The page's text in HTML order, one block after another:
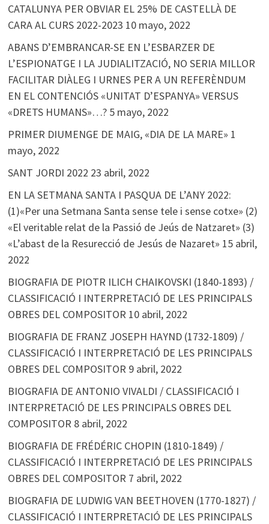
CATALUNYA PER OBVIAR EL 25% DE CASTELLÀ DE
CARA AL CURS 2022-2023 10 mayo, 2022
ABANS D’EMBRANCAR-SE EN L’ESBARZER DE
L’ESPIONATGE I LA JUDIALITZACIÓ, NO SERIA MILLOR
FACILITAR DIÀLEG I URNES PER A UN REFERÈNDUM
EN EL CONTENCIÓS «UNITAT D’ESPANYA» VERSUS
«DRETS HUMANS»…? 5 mayo, 2022
PRIMER DIUMENGE DE MAIG, «DIA DE LA MARE» 1
mayo, 2022
SANT JORDI 2022 23 abril, 2022
EN LA SETMANA SANTA I PASQUA DE L’ANY 2022:
(1)«Per una Setmana Santa sense tele i sense cotxe» (2)
«El veritable relat de la Passió de Jeús de Natzaret» (3)
«L’abast de la Resurecció de Jesús de Nazaret» 15 abril,
2022
BIOGRAFIA DE PIOTR ILICH CHAIKOVSKI (1840-1893) /
CLASSIFICACIÓ I INTERPRETACIÓ DE LES PRINCIPALS
OBRES DEL COMPOSITOR 10 abril, 2022
BIOGRAFIA DE FRANZ JOSEPH HAYND (1732-1809) /
CLASSIFICACIÓ I INTERPRETACIÓ DE LES PRINCIPALS
OBRES DEL COMPOSITOR 9 abril, 2022
BIOGRAFIA DE ANTONIO VIVALDI / CLASSIFICACIÓ I
INTERPRETACIÓ DE LES PRINCIPALS OBRES DEL
COMPOSITOR 8 abril, 2022
BIOGRAFIA DE FRÉDÉRIC CHOPIN (1810-1849) /
CLASSIFICACIÓ I INTERPRETACIÓ DE LES PRINCIPALS
OBRES DEL COMPOSITOR 7 abril, 2022
BIOGRAFIA DE LUDWIG VAN BEETHOVEN (1770-1827) /
CLASSIFICACIÓ I INTERPRETACIÓ DE LES PRINCIPALS